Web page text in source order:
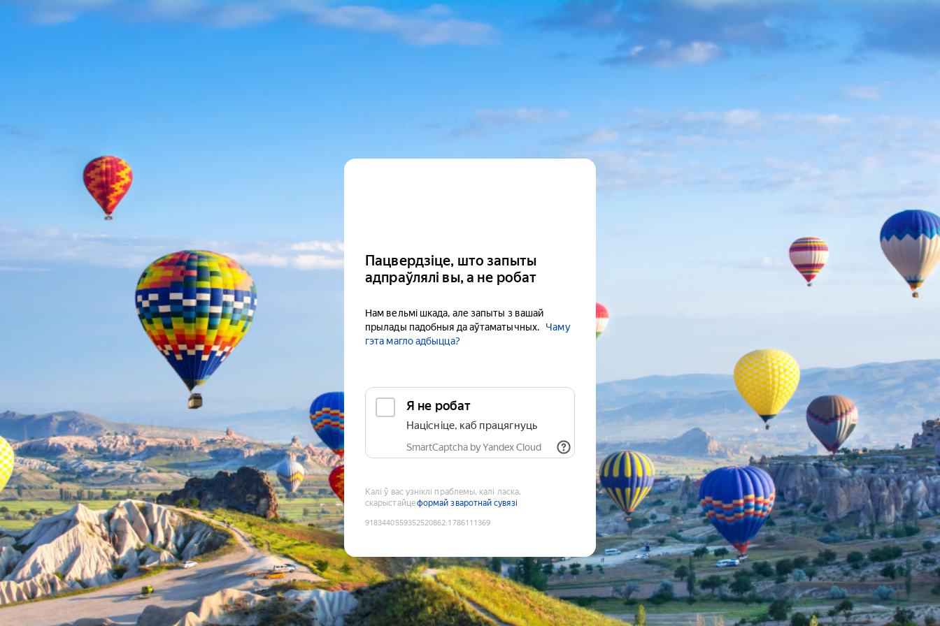
Пацвердзіце, што запыты
адпраўлялі вы, а не робат
Нам вельмі шкада, але запыты з вашай
прылады падобныя да аўтаматычных.
Чаму
гэта магло адбыцца?
Я не робат
Націсніце, каб працягнуць
SmartCaptcha by Yandex Cloud
Калі ў вас узніклі праблемы, калі ласка,
скарыстайцеформай зваротнай сувязі
9183440559352520862:1786111369